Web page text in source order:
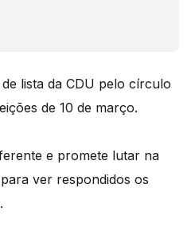
lista da CDU pelo círculo
de 10 de março.
e promete lutar na
ver respondidos os